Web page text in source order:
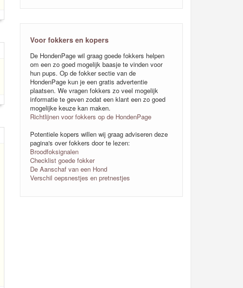
Voor fokkers en kopers
De HondenPage wil graag goede fokkers helpen
om een zo goed mogelijk baasje te vinden voor
hun pups. Op de fokker sectie van de
HondenPage kun je een gratis advertentie
plaatsen. We vragen fokkers zo veel mogelijk
informatie te geven zodat een klant een zo goed
mogelijke keuze kan maken.
Richtlijnen voor fokkers op de HondenPage
Potentiele kopers willen wij graag adviseren deze
pagina's over fokkers door te lezen:
Broodfoksignalen
Checklist goede fokker
De Aanschaf van een Hond
Verschil oepsnestjes en pretnestjes